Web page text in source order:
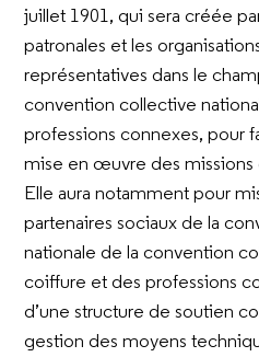
juillet 1901, qui sera créée
patronales et les
représentatives dans le
convention collective
professions connexes, pour
mise en œuvre des
Elle aura notamment pour
partenaires sociaux de la
nationale de la convention
coiffure et des professions
d’une structure de soutien
gestion des moyens